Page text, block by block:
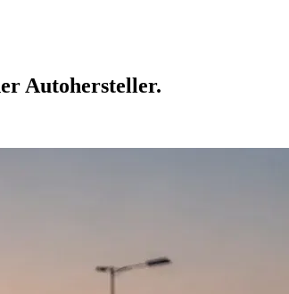
Autohersteller.